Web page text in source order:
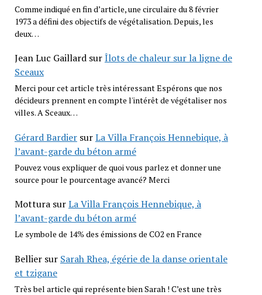
Comme indiqué en fin d’article, une circulaire du 8 février
1973 a défini des objectifs de végétalisation. Depuis, les
deux…
Jean Luc GaillardsurÎlots de chaleur sur la ligne de
Sceaux
Merci pour cet article très intéressant Espérons que nos
décideurs prennent en compte l'intérêt de végétaliser nos
villes. A Sceaux…
Gérard BardiersurLa Villa François Hennebique, à
l’avant-garde du béton armé
Pouvez vous expliquer de quoi vous parlez et donner une
source pour le pourcentage avancé? Merci
MotturasurLa Villa François Hennebique, à
l’avant-garde du béton armé
Le symbole de 14% des émissions de CO2 en France
Belliersur Sarah Rhea, égérie de la danse orientale
et tzigane
Très bel article qui représente bien Sarah ! C’est une très